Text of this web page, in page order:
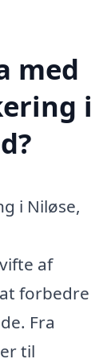
med
i
i Niløse,
af
forbedre
Fra
til